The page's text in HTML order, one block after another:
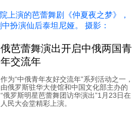
俄芭蕾舞演出开启中俄两国青
年交流年
作为“中俄青年友好交流年”系列活动之一，
由俄罗斯驻华大使馆和中国文化部主办的
“俄罗斯明星芭蕾舞团访华演出”1月23日在
人民大会堂精彩上演。